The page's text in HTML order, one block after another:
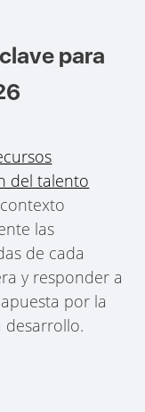
para
del talento
las
de cada
y responder a
por la